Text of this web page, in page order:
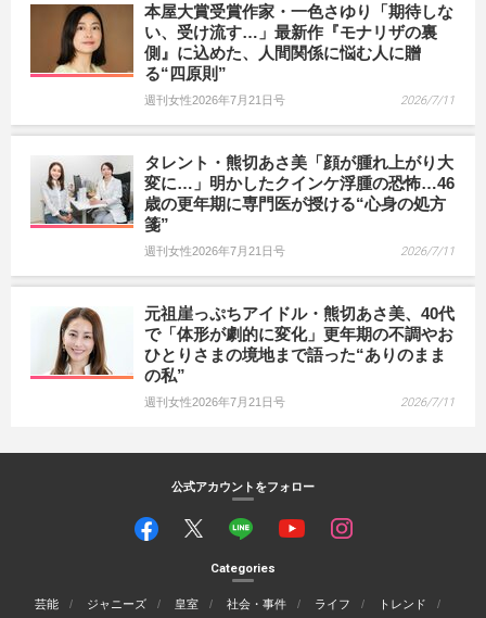
本屋大賞受賞作家・一色さゆり「期待しな
い、受け流す…」最新作『モナリザの裏
側』に込めた、人間関係に悩む人に贈
る“四原則”
週刊女性2026年7月21日号 2026/7/11
タレント・熊切あさ美「顔が腫れ上がり大
変に…」明かしたクインケ浮腫の恐怖…46
歳の更年期に専門医が授ける“心身の処方
箋”
週刊女性2026年7月21日号 2026/7/11
元祖崖っぷちアイドル・熊切あさ美、40代
で「体形が劇的に変化」更年期の不調やお
ひとりさまの境地まで語った“ありのまま
の私”
週刊女性2026年7月21日号 2026/7/11
公式アカウントをフォロー
Categories
芸能 ジャニーズ 皇室 社会・事件 ライフ
トレンド